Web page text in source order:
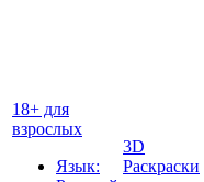
18+ для
взрослых
Язык:
3D
Раскраски